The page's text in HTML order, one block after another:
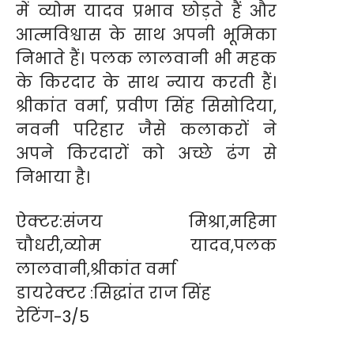
में व्योम यादव प्रभाव छोड़ते हैं और
आत्मविश्वास के साथ अपनी भूमिका
निभाते हैं। पलक लालवानी भी महक
के किरदार के साथ न्याय करती हैं।
श्रीकांत वर्मा, प्रवीण सिंह सिसोदिया,
नवनी परिहार जैसे कलाकरों ने
अपने किरदारों को अच्छे ढंग से
निभाया है।
ऐक्टर:संजय मिश्रा,महिमा
चौधरी,व्योम यादव,पलक
लालवानी,श्रीकांत वर्मा
डायरेक्टर :सिद्धांत राज सिंह
रेटिंग-3/5